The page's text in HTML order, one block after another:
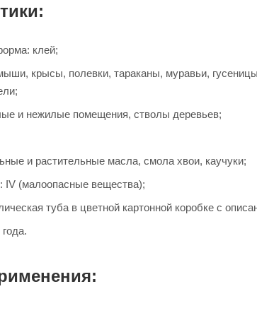
клей;
крысы, полевки, тараканы, муравьи,
и нежилые помещения, стволы деревьев;
и растительные масла, смола хвои, каучуки;
IV (малоопасные вещества);
туба в цветной картонной коробке с